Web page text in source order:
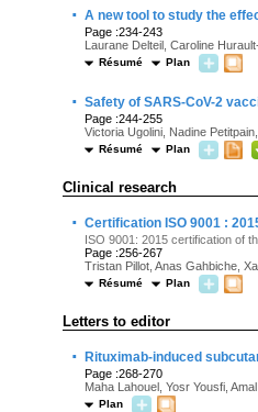
· A new tool to study the
Page :234-243
Laurane Delteil, Caroline
Résumé Plan
· Safety of SARS-CoV-2
Page :244-255
Victoria Ugolini, Nadine
Résumé Plan
Clinical research
· Certification ISO 9001 :
ISO 9001: 2015 certification of
Page :256-267
Tristan Pillot, Anas Gahbiche,
Résumé Plan
Letters to editor
· Rituximab-induced
Page :268-270
Maha Lahouel, Yosr Yousfi,
Plan